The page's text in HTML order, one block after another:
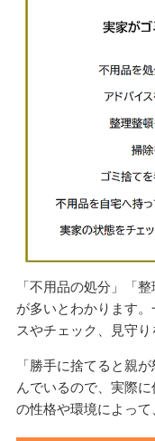
「不用品の処分」「
が多いとわかります
スやチェック、見守り
「勝手に捨てると親
んでいるので、実際
の性格や環境によって